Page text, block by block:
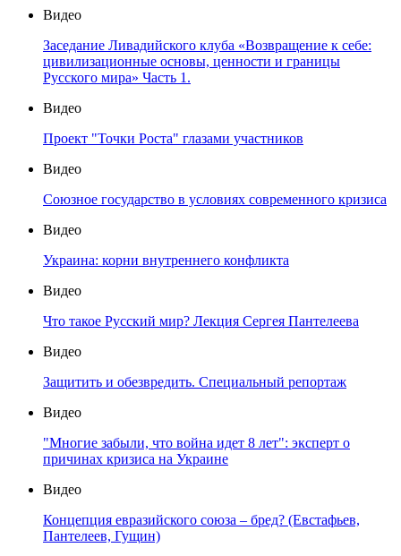
Видео
Заседание Ливадийского клуба «Возвращение к себе:
цивилизационные основы, ценности и границы
Русского мира» Часть 1.
Видео
Проект "Точки Роста" глазами участников
Видео
Союзное государство в условиях современного кризиса
Видео
Украина: корни внутреннего конфликта
Видео
Что такое Русский мир? Лекция Сергея Пантелеева
Видео
Защитить и обезвредить. Специальный репортаж
Видео
"Многие забыли, что война идет 8 лет": эксперт о
причинах кризиса на Украине
Видео
Концепция евразийского союза – бред? (Евстафьев,
Пантелеев, Гущин)